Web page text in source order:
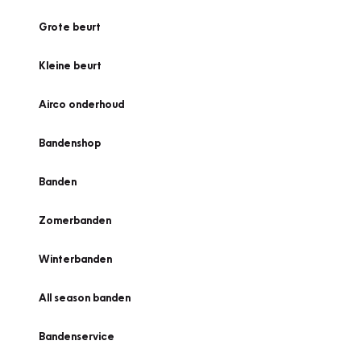
Grote beurt
Kleine beurt
Airco onderhoud
Bandenshop
Banden
Zomerbanden
Winterbanden
All season banden
Bandenservice